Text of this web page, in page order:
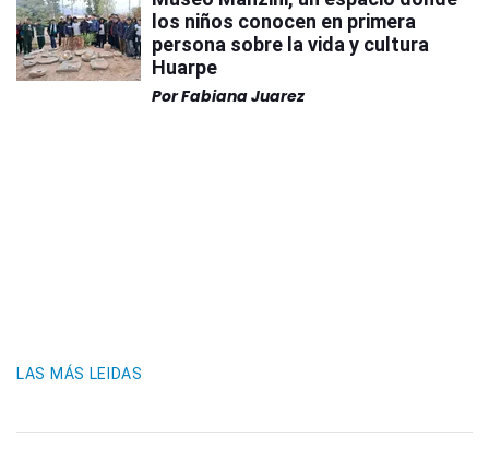
los niños conocen en primera
persona sobre la vida y cultura
Huarpe
PorFabiana Juarez
LAS MÁS LEIDAS